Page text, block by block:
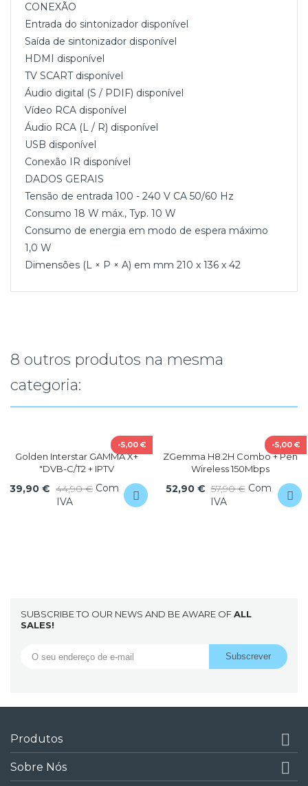
CONEXÃO
Entrada do sintonizador disponível
Saída de sintonizador disponível
HDMI disponível
TV SCART disponível
Áudio digital (S / PDIF) disponível
Vídeo RCA disponível
Áudio RCA (L / R) disponível
USB disponível
Conexão IR disponível
DADOS GERAIS
Tensão de entrada 100 - 240 V CA 50/60 Hz
Consumo 18 W máx., Typ. 10 W
Consumo de energia em modo de espera máximo
1,0 W
Dimensões (L × P × A) em mm 210 x 136 x 42
8 outros produtos na mesma
categoria:
-5,00 €
Golden Interstar GAMMA X+
"DVB-C/T2 + IPTV
39,90 € 44,90 €Com
IVA
-5,00 €
ZGemma H8.2H Combo + Pen
Wireless 150Mbps
52,90 € 57,90 €Com
IVA
SUBSCRIBE TO OUR NEWS AND BE AWARE OFALL
SALES!
Produtos 
Sobre Nós 